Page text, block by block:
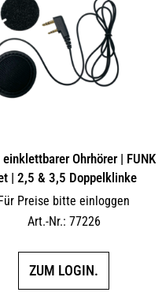
einklettbarer Ohrhörer | FUNK
| 2,5 & 3,5 Doppelklinke
Preise bitte einloggen
Art.-Nr.: 77226
ZUM LOGIN.